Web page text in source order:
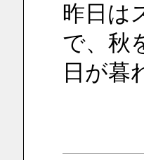
昨日は
で、秋
日が暮